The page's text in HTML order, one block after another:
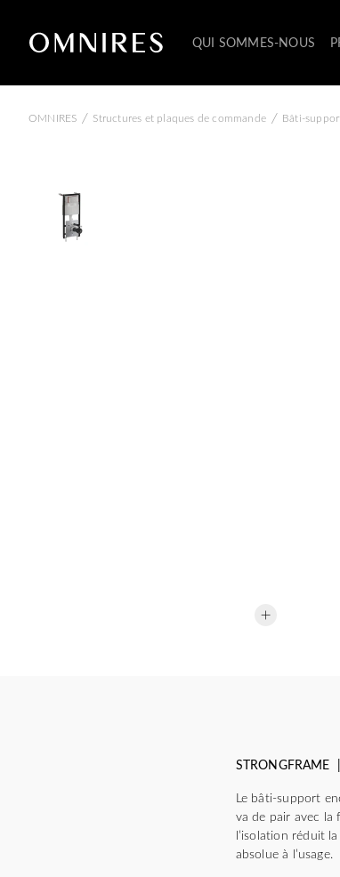
QUI SOMMES-NOUS
OMNIRES / Structures et plaques de commande / Bâti-
Le bâti-support
va de pair avec la
l’isolation réduit
absolue à l’usage.